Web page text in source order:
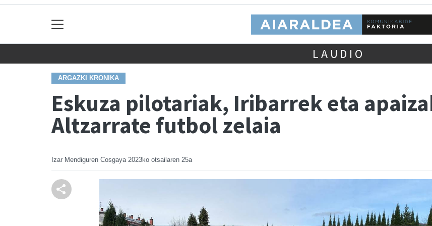
LAUDIO
ARGAZKI KRONIKA
Eskuza pilotariak, Iribarrek eta
Altzarrate futbol zelaia
Izar Mendiguren Cosgaya 2023ko otsailaren 25a